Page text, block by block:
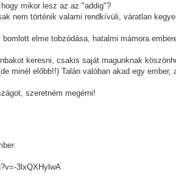
mikor lesz az az "addig"?
nem történik valami rendkívüli, váratlan
elme tobzódása, hatalmi mámora
keresni, csakis saját magunknak
minél előbb!!) Talán valóban akad egy
szeretném megérni!
3lxQXHylwA